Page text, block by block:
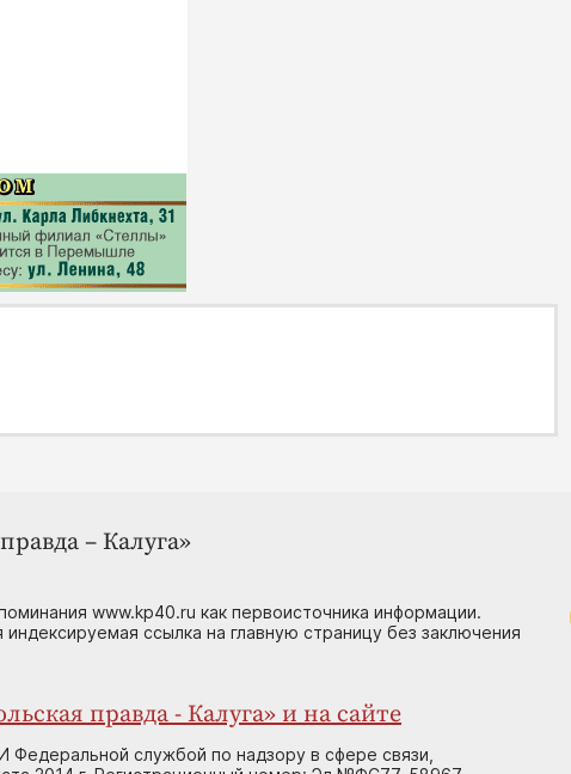
– Калуга»
www.kp40.ru как первоисточника информации.
ссылка на главную страницу без заключения
правда - Калуга» и на сайте
Федеральной службой по надзору в сфере связи,